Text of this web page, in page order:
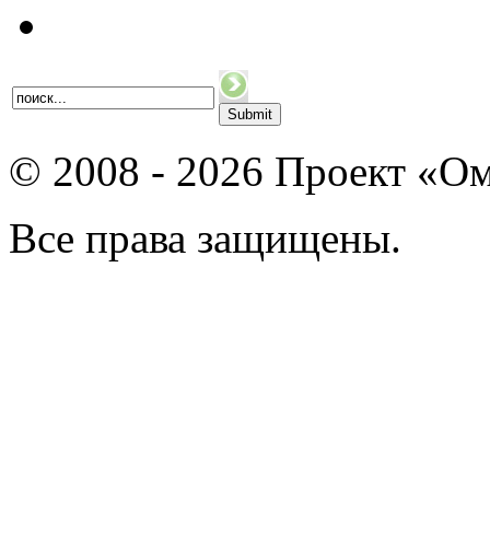
© 2008 - 2026 Проект
Все права защищены.